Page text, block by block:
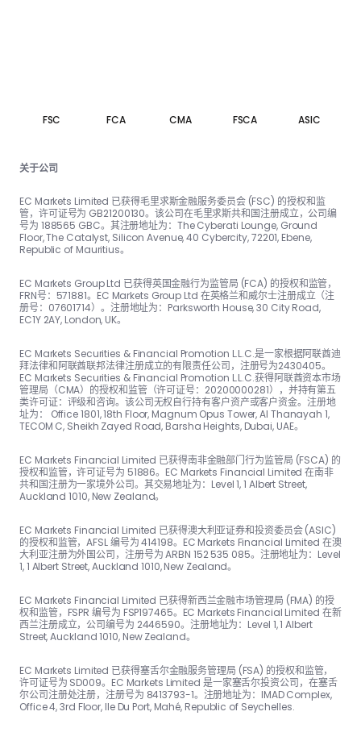
FSC FCA CMA FSCA ASIC
关于公司
EC Markets Limited 已获得毛里求斯金融服务委员会 (FSC) 的授权和监
管，许可证号为 GB21200130。该公司在毛里求斯共和国注册成立，公司编
号为 188565 GBC。其注册地址为：The Cyber​​ati Lounge, Ground
Floor, The Catalyst, Silicon Avenue, 40 Cyber​​city, 72201, Ebene,
Republic of Mauritius。
EC Markets Group Ltd 已获得英国金融行为监管局 (FCA) 的授权和监管，
FRN号：57188​​1。EC Markets Group Ltd 在英格兰和威尔士注册成立（注
册号：07601714）。注册地址为：Parksworth House, 30 City Road,
EC1Y 2AY, London, UK。
EC Markets Securities & Financial Promotion L.L.C.是一家根据阿联酋迪
拜法律和阿联酋联邦法律注册成立的有限责任公司，注册号为2430405。
EC Markets Securities & Financial Promotion L.L.C.获得阿联酋资本市场
管理局（CMA）的授权和监管（许可证号：20200000281），并持有第五
类许可证：评级和咨询。该公司无权自行持有客户资产或客户资金。注册地
址为： Office 1801, 18th Floor, Magnum Opus Tower, Al Thanayah 1,
TECOM C, Sheikh Zayed Road, Barsha Heights, Dubai, UAE。
EC Markets Financial Limited 已获得南非金融部门行为监管局 (FSCA) 的
授权和监管，许可证号为 51886。EC Markets Financial Limited 在南非
共和国注册为一家境外公司。其交易地址为：Level 1, 1 Albert Street,
Auckland 1010, New Zealand。
EC Markets Financial Limited 已获得澳大利亚证券和投资委员会 (ASIC)
的授权和监管，AFSL 编号为 414198。EC Markets Financial Limited 在澳
大利亚注册为外国公司，注册号为 ARBN 152 535 085。注册地址为：Level
1, 1 Albert Street, Auckland 1010, New Zealand。
EC Markets Financial Limited 已获得新西兰金融市场管理局 (FMA) 的授
权和监管，FSPR 编号为 FSP197465。EC Markets Financial Limited 在新
西兰注册成立，公司编号为 2446590。注册地址为：Level 1, 1 Albert
Street, Auckland 1010, New Zealand。
EC Markets Limited 已获得塞舌尔金融服务管理局 (FSA) 的授权和监管，
许可证号为 SD009。EC Markets Limited 是一家塞舌尔投资公司，在塞舌
尔公司注册处注册，注册号为 8413793-1。注册地址为：IMAD Complex,
Office 4, 3rd Floor, Ile Du Port, Mahé, Republic of Seychelles.